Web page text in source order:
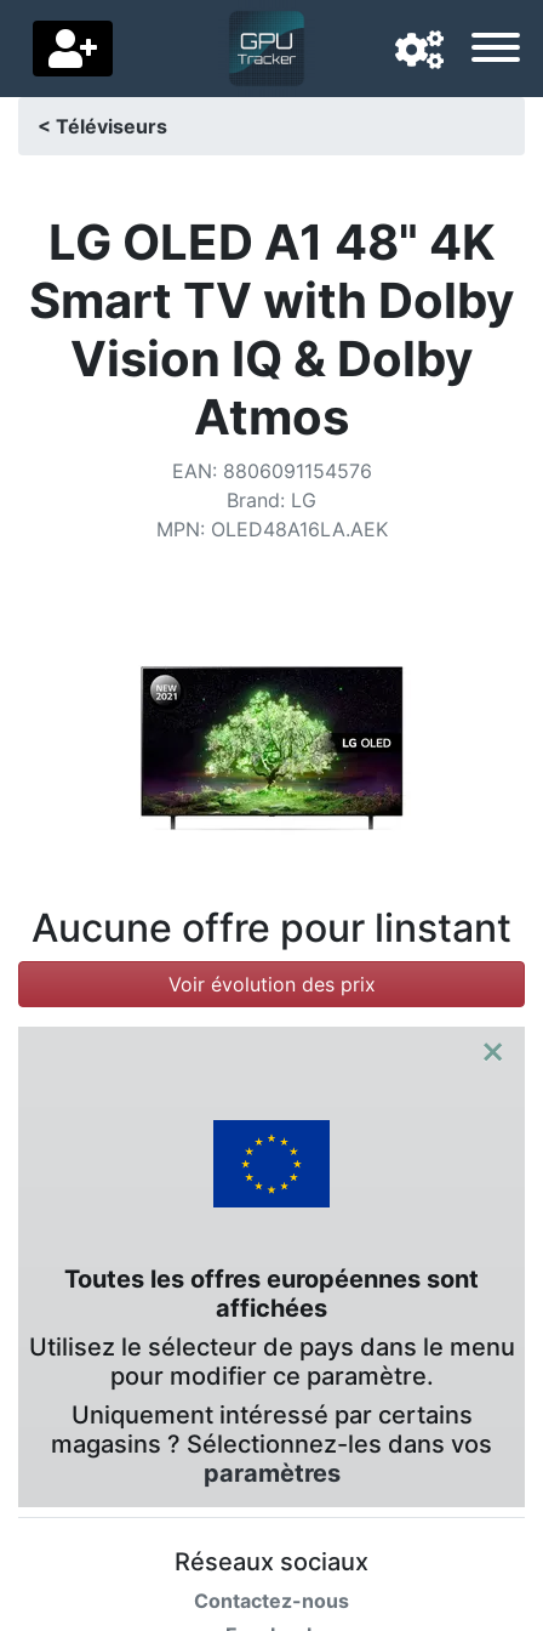
Pays de livraison
Accueil
Baisses de prix
Paramètres
< Téléviseurs
LG OLED A1 48" 4K
Smart TV with Dolby
Vision IQ & Dolby
Atmos
EAN: 8806091154576
Brand: LG
MPN: OLED48A16LA.AEK
Aucune offre pour linstant
Voir évolution des prix
×
Toutes les offres européennes sont
affichées
Utilisez le sélecteur de pays dans le menu
pour modifier ce paramètre.
Uniquement intéressé par certains
magasins ? Sélectionnez-les dans vos
paramètres
Réseaux sociaux
Contactez-nous